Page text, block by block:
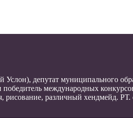
депутат муниципального
международных
различный хендмейд.